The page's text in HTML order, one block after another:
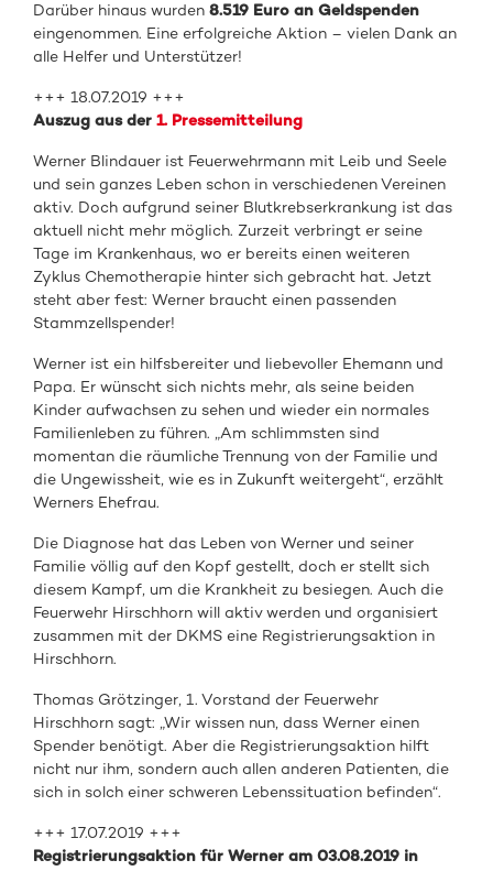
Darüber hinaus wurden8.519 Euro an Geldspenden
eingenommen. Eine erfolgreiche Aktion – vielen Dank an
alle Helfer und Unterstützer!
+++ 18.07.2019 +++
Auszug aus der1. Pressemitteilung
Werner Blindauer ist Feuerwehrmann mit Leib und Seele
und sein ganzes Leben schon in verschiedenen Vereinen
aktiv. Doch aufgrund seiner Blutkrebserkrankung ist das
aktuell nicht mehr möglich. Zurzeit verbringt er seine
Tage im Krankenhaus, wo er bereits einen weiteren
Zyklus Chemotherapie hinter sich gebracht hat. Jetzt
steht aber fest: Werner braucht einen passenden
Stammzellspender!
Werner ist ein hilfsbereiter und liebevoller Ehemann und
Papa. Er wünscht sich nichts mehr, als seine beiden
Kinder aufwachsen zu sehen und wieder ein normales
Familienleben zu führen. „Am schlimmsten sind
momentan die räumliche Trennung von der Familie und
die Ungewissheit, wie es in Zukunft weitergeht“, erzählt
Werners Ehefrau.
Die Diagnose hat das Leben von Werner und seiner
Familie völlig auf den Kopf gestellt, doch er stellt sich
diesem Kampf, um die Krankheit zu besiegen. Auch die
Feuerwehr Hirschhorn will aktiv werden und organisiert
zusammen mit der DKMS eine Registrierungsaktion in
Hirschhorn.
Thomas Grötzinger, 1. Vorstand der Feuerwehr
Hirschhorn sagt: „Wir wissen nun, dass Werner einen
Spender benötigt. Aber die Registrierungsaktion hilft
nicht nur ihm, sondern auch allen anderen Patienten, die
sich in solch einer schweren Lebenssituation befinden“.
+++ 17.07.2019 +++
Registrierungsaktion für Werner am 03.08.2019 in